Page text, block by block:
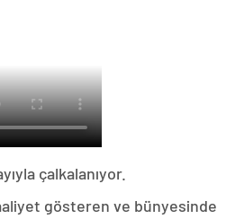
çalkalanıyor.
gösteren ve bünyesinde